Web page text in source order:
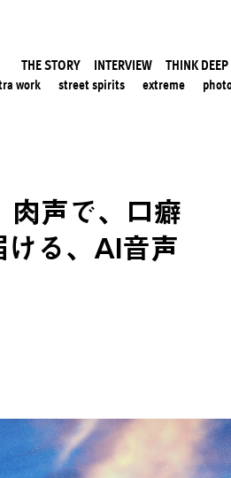
THE STORY INTERVIEW THINK DEEP
work street spirits extreme
肉声で、口癖
る、AI音声